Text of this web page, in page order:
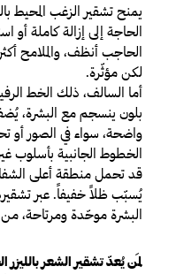
يمنح تشقير الزغب المحيط
الحاجة إلى إزالة كاملة
الحاجب أنظف، والملامح
لكن مؤثّرة.
أما السالف، ذلك الخط
بلون ينسجم مع البشرة،
واضحة، سواء في الصور
الخطوط الجانبية بأسلوب
قد تحمل منطقة أعلى
يُسبّب ظلاً خفيفاً. عبر
البشرة موحّدة ومرتاحة،
لمَن يُعدّ تشقير الشعر بالليزر